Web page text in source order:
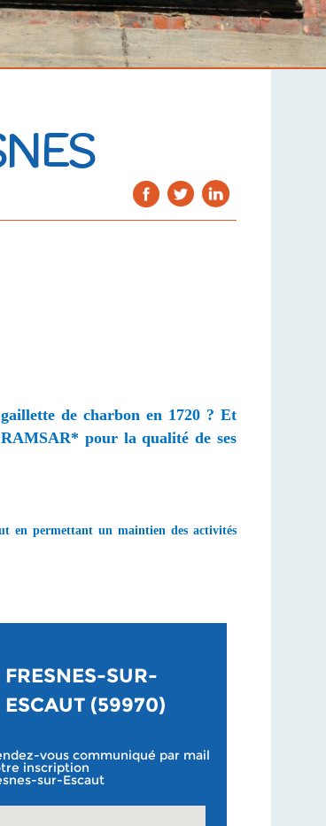
de charbon en 1720 ? Et
pour la qualité de ses
en permettant un maintien des activités
FRESNES-SUR-
ESCAUT (59970)
vous communiqué par mail
inscription
sur-Escaut